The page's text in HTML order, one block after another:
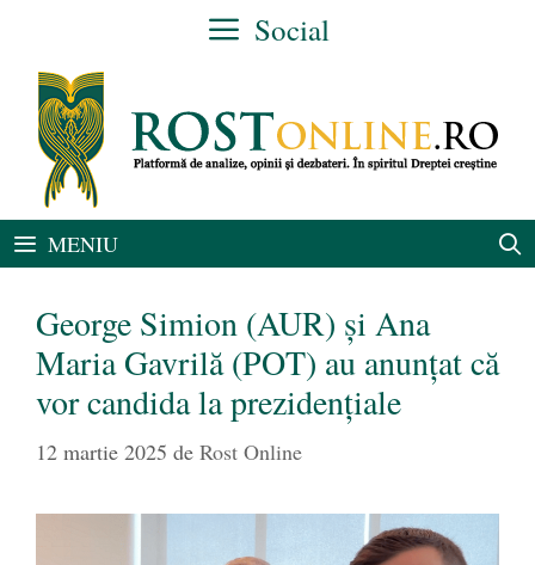
conținut
Social
MENIU
George Simion (AUR) și Ana
Maria Gavrilă (POT) au anunțat că
vor candida la prezidențiale
12 martie 2025 de Rost Online